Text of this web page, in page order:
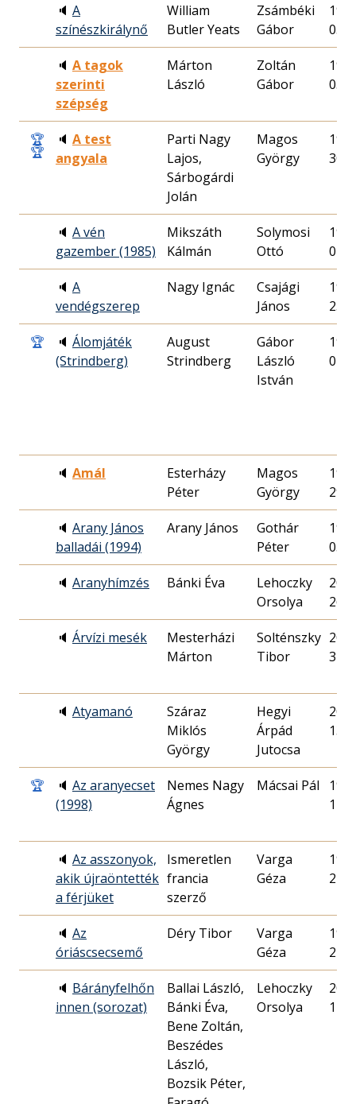
🔈 A
színészkirálynő
William
Butler Yeats
Zsámbéki
Gábor
05.
🔈 A tagok
szerinti
szépség
Márton
László
Zoltán
Gábor
03.
🏆
🏆
🔈 A test
angyala
Parti Nagy
Lajos,
Sárbogárdi
Jolán
Magos
György
30.
🔈 A vén
gazember (1985)
Mikszáth
Kálmán
Solymosi
Ottó
01.
🔈 A
vendégszerep
Nagy Ignác
Csajági
János
25.
🏆 🔈 Álomjáték
(Strindberg)
August
Strindberg
Gábor
László
István
01.
🔈 Amál
Esterházy
Péter
Magos
György
29.
🔈 Arany János
balladái (1994)
Arany János
Gothár
Péter
05.
🔈 Aranyhímzés Bánki Éva
Lehoczky
Orsolya
26.
🔈 Árvízi mesék
Mesterházi
Márton
Solténszky
Tibor
31.
🔈 Atyamanó
Száraz
Miklós
György
Hegyi
Árpád
Jutocsa
13.
🏆 🔈 Az aranyecset
(1998)
Nemes Nagy
Ágnes
Mácsai Pál
12.
🔈 Az asszonyok,
akik újraöntették
a férjüket
Ismeretlen
francia
szerző
Varga
Géza
24.
🔈 Az
óriáscsecsemő
Déry Tibor
Varga
Géza
21.
🔈 Bárányfelhőn
innen (sorozat)
Ballai László,
Bánki Éva,
Bene Zoltán,
Beszédes
László,
Bozsik Péter,
Lehoczky
Orsolya
12.